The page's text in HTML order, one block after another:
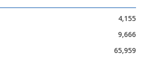
4,155
9,666
65,959